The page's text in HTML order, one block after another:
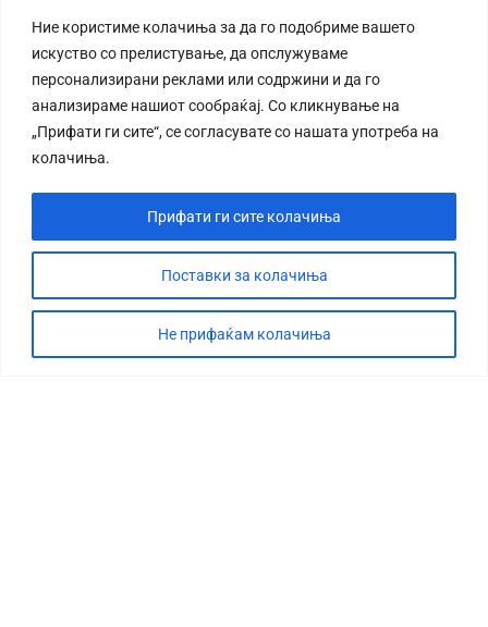
Ние користиме колачиња за да го подобриме вашето
искуство со прелистување, да опслужуваме
персонализирани реклами или содржини и да го
анализираме нашиот сообраќај. Со кликнување на
„Прифати ги сите“, се согласувате со нашата употреба на
колачиња.
Поставки за колачиња
Не прифаќам колачиња
Прифати ги сите колачиња